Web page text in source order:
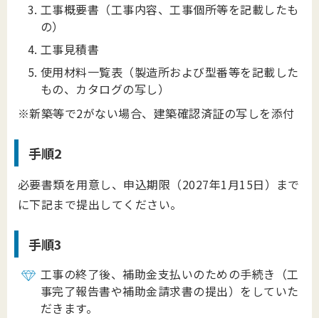
工事概要書（工事内容、工事個所等を記載したも
の）
工事見積書
使用材料一覧表（製造所および型番等を記載した
もの、カタログの写し）
※新築等で2がない場合、建築確認済証の写しを添付
手順2
必要書類を用意し、申込期限（2027年1月15日）まで
に下記まで提出してください。
手順3
工事の終了後、補助金支払いのための手続き（工
事完了報告書や補助金請求書の提出）をしていた
だきます。